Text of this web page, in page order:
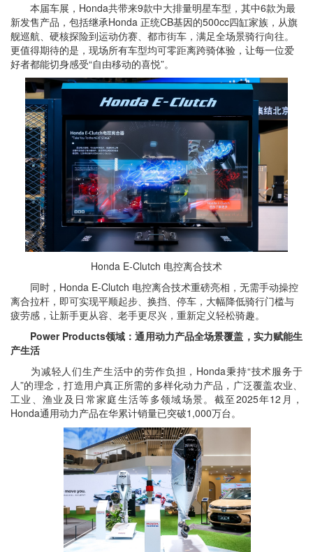
本届车展，Honda共带来9款中大排量明星车型，其中6款为最
新发售产品，包括继承Honda 正统CB基因的500cc四缸家族，从旗
舰巡航、硬核探险到运动仿赛、都市街车，满足全场景骑行向往。
更值得期待的是，现场所有车型均可零距离跨骑体验，让每一位爱
好者都能切身感受“自由移动的喜悦”。
Honda E-Clutch 电控离合技术
同时，Honda E-Clutch 电控离合技术重磅亮相，无需手动操控
离合拉杆，即可实现平顺起步、换挡、停车，大幅降低骑行门槛与
疲劳感，让新手更从容、老手更尽兴，重新定义轻松骑趣。
Power Products领域：通用动力产品全场景覆盖，实力赋能生
产生活
为减轻人们生产生活中的劳作负担，Honda秉持“技术服务于
人”的理念，打造用户真正所需的多样化动力产品，广泛覆盖农业、
工业、渔业及日常家庭生活等多领域场景。截至2025年12月，
Honda通用动力产品在华累计销量已突破1,000万台。